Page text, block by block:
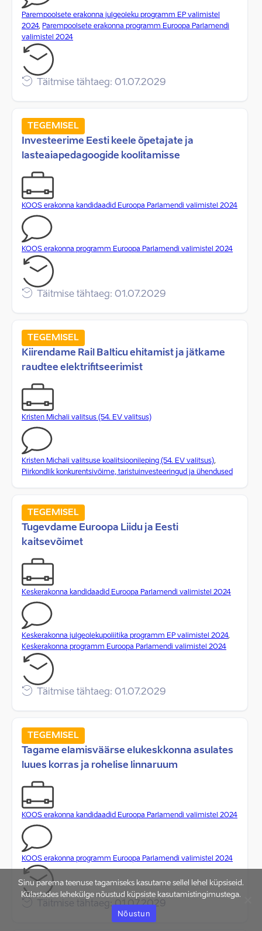
Parempoolsete erakonna julgeoleku programm EP valimistel
2024, Parempoolsete erakonna programm Euroopa Parlamendi
valimistel 2024
Täitmise tähtaeg: 01.07.2029
TEGEMISEL
Investeerime Eesti keele õpetajate ja
lasteaiapedagoogide koolitamisse
KOOS erakonna kandidaadid Euroopa Parlamendi valimistel 2024
KOOS erakonna programm Euroopa Parlamendi valimistel 2024
Täitmise tähtaeg: 01.07.2029
TEGEMISEL
Kiirendame Rail Balticu ehitamist ja jätkame
raudtee elektrifitseerimist
Kristen Michali valitsus (54. EV valitsus)
Kristen Michali valitsuse koalitsioonileping (54. EV valitsus),
Piirkondlik konkurentsivõime, taristuinvesteeringud ja ühendused
TEGEMISEL
Tugevdame Euroopa Liidu ja Eesti
kaitsevõimet
Keskerakonna kandidaadid Euroopa Parlamendi valimistel 2024
Keskerakonna julgeolekupoliitika programm EP valimistel 2024,
Keskerakonna programm Euroopa Parlamendi valimistel 2024
Täitmise tähtaeg: 01.07.2029
TEGEMISEL
Tagame elamisväärse elukeskkonna asulates
luues korras ja rohelise linnaruum
KOOS erakonna kandidaadid Euroopa Parlamendi valimistel 2024
KOOS erakonna programm Euroopa Parlamendi valimistel 2024
Täitmise tähtaeg: 01.07.2029
Sinu parema teenuse tagamiseks kasutame sellel lehel küpsiseid.
Külastades lehekülge nõustud küpsiste kasutamistingimustega.
Nõustun